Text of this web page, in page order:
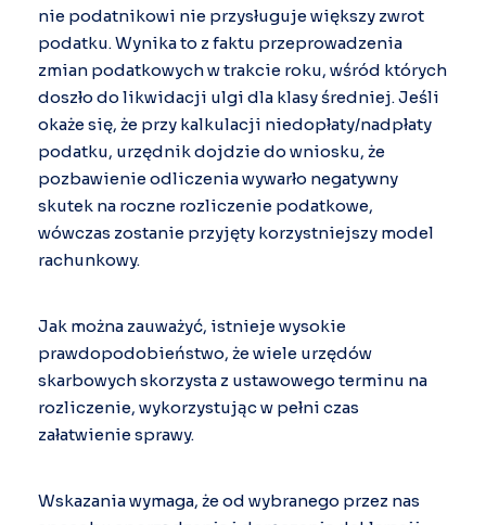
nie podatnikowi nie przysługuje większy zwrot
podatku. Wynika to z faktu przeprowadzenia
zmian podatkowych w trakcie roku, wśród których
doszło do likwidacji ulgi dla klasy średniej. Jeśli
okaże się, że przy kalkulacji niedopłaty/nadpłaty
podatku, urzędnik dojdzie do wniosku, że
pozbawienie odliczenia wywarło negatywny
skutek na roczne rozliczenie podatkowe,
wówczas zostanie przyjęty korzystniejszy model
rachunkowy.
Jak można zauważyć, istnieje wysokie
prawdopodobieństwo, że wiele urzędów
skarbowych skorzysta z ustawowego terminu na
rozliczenie, wykorzystując w pełni czas
załatwienie sprawy.
Wskazania wymaga, że od wybranego przez nas